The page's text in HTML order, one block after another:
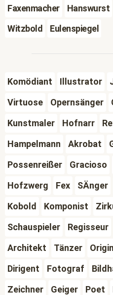
Faxenmacher
Hanswurst
Witzbold
Eulenspiegel
Komödiant Illustrator
Virtuose
Opernsänger
Kunstmaler
Hofnarr
Hampelmann
Akrobat
Possenreißer
Gracioso
Hofzwerg
Fex SÄnger
Kobold
Komponist
Schauspieler
Regisseur
Architekt
Tänzer
Dirigent
Fotograf
Zeichner
Geiger Poet